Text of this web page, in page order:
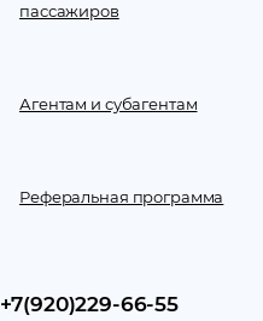
пассажиров
Агентам и субагентам
Реферальная программа
+7(920)229-66-55